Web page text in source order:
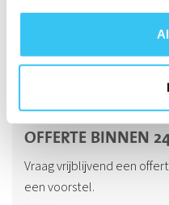
OFFERTE BINNEN
Vraag vrijblijvend een
een voorstel.